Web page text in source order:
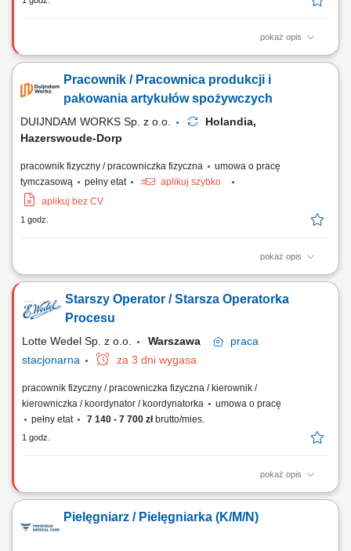
pokaż opis
Opis stanowiska Zgłaszanie oraz wdrażanie autorskich wniosków
maszyn. Usuwanie skutków awarii maszynowych z zakresu
elektrotechniki, sterowania automatycznego oraz elementów
Pracownik / Pracownica produkcji i
pakowania artykułów spożywczych
DUIJNDAM WORKS Sp. z o.o.
Holandia,
Hazerswoude-Dorp
pracownik fizyczny / pracowniczka fizyczna
umowa o pracę
tymczasową
pełny etat
aplikuj szybko
aplikuj bez CV
1 godz.
pokaż opis
Zadania Przeładunek oraz otwieranie opakowań zbiorczych z
orzechów oraz słodyczy; Zabezpieczanie gotowych wyrobów w
opakowaniach, naklejanie etykiet i układanie ich na paletach; Bieżąca
Starszy Operator / Starsza Operatorka
Procesu
Lotte Wedel Sp. z o.o. Warszawa
praca
stacjonarna
za 3 dni wygasa
pracownik fizyczny / pracowniczka fizyczna / kierownik /
kierowniczka / koordynator / koordynatorka
umowa o pracę
pełny etat
7 140 - 7 700 złbrutto/mies.
1 godz.
pokaż opis
Sprawdź mieszankę zadań, które czekają na Ciebie w nowej pracy.
fragmentu procesu produkcyjnego; obsługa i nadzór nad kluczowymi
maszynami oraz kontrola parametrów technologicznych; zapewnienie
Pielęgniarz / Pielęgniarka (K/M/N)